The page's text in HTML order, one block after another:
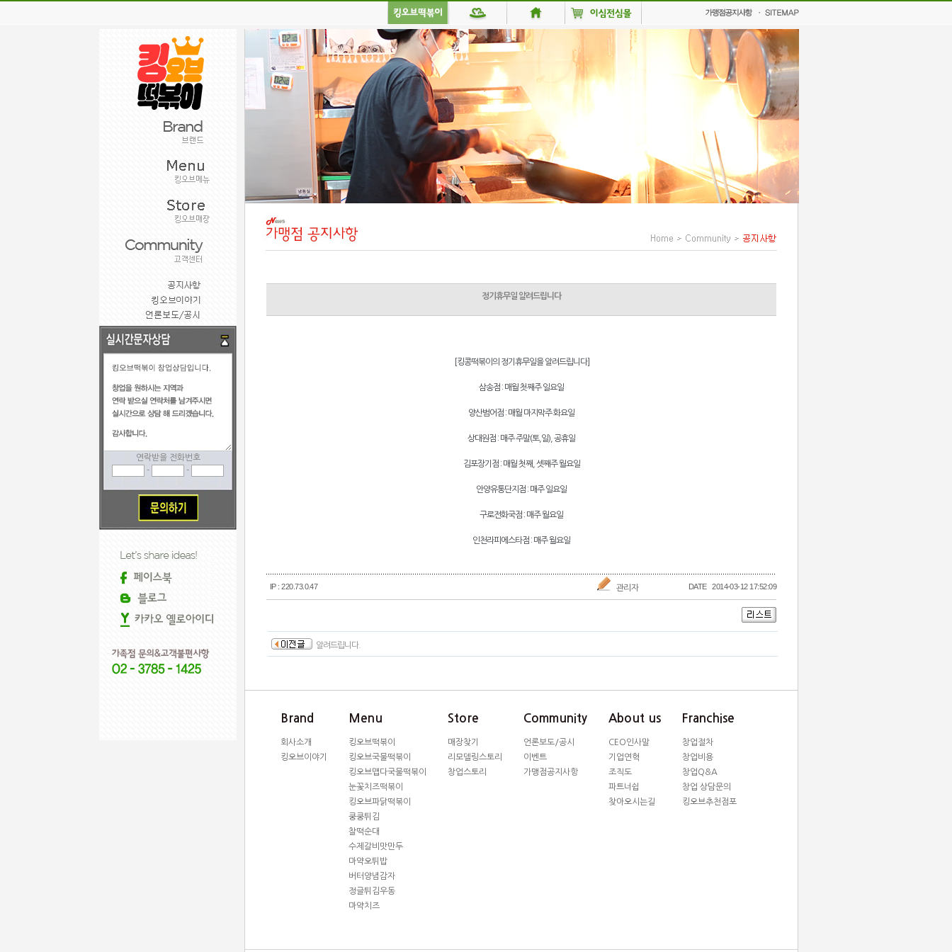
연락받을 전화번호
-
-
정기휴무일 알려드립니다
[킹콩떡볶이의 정기휴무일을 알려드립니다]
삼송점 : 매월 첫째주 일요일
양산범어점 : 매월 마지막주 화요일
상대원점 : 매주 주말(토,일), 공휴일
김포장기점 : 매월 첫째, 셋째주 월요일
안양유통단지점 : 매주 일요일
구로전화국점 : 매주 월요일
인천라피에스타점 : 매주 월요일
IP : 220.73.0.47 관리자 DATE2014-03-12 17:52:09
알려드립니다.
Brand
회사소개
킹오브이야기
Menu
킹오브떡볶이
킹오브국물떡볶이
킹오브맵다국물떡볶이
눈꽃치즈떡볶이
킹오브파닭떡볶이
쿵쿵튀김
찰떡순대
수제갈비맛만두
마약오튀밥
버터양념감자
정글튀김우동
마약치즈
Store
매장찾기
리모델링스토리
창업스토리
Community
언론보도/공시
이벤트
가맹점공지사항
About us
CEO인사말
기업연혁
조직도
파트너쉽
찾아오시는길
Franchise
창업절차
창업비용
창업Q&A
창업 상담문의
킹오브추천점포